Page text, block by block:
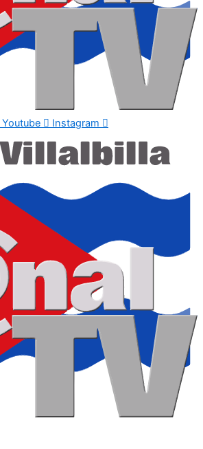
Youtube Instagram